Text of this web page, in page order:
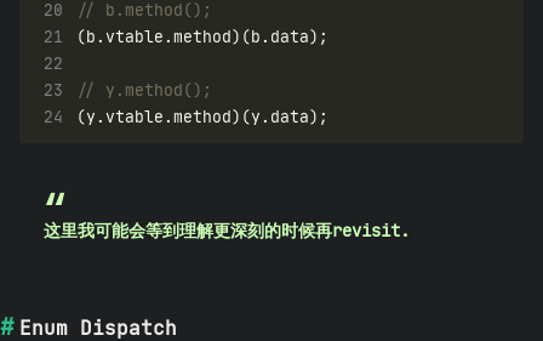
20
21
22
23
24
这里我可能会等到理解更深刻的时候再revisit.
Enum Dispatch